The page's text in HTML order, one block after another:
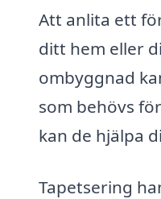
Att anlita ett
ditt hem eller
ombyggnad
som behövs
kan de hjälpa
Tapetsering